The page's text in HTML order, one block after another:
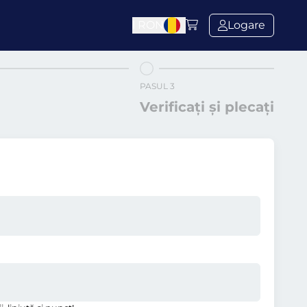
Logare
PASUL 3
Verificați și plecați